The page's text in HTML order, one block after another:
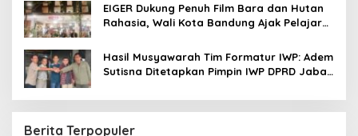
EIGER Dukung Penuh Film Bara dan Hutan
Rahasia, Wali Kota Bandung Ajak Pelajar
Hasil Musyawarah Tim Formatur IWP: Adem
Sutisna Ditetapkan Pimpin IWP DPRD Jabar
Berita Terpopuler